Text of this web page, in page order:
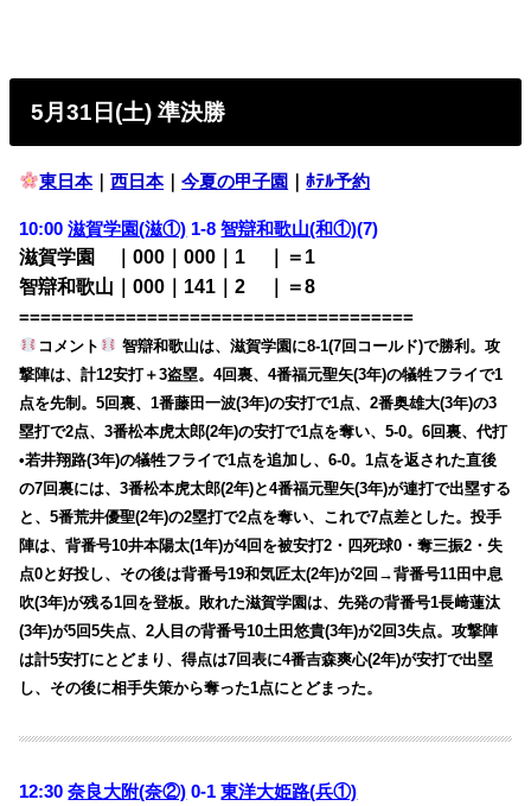
5月31日(土) 準決勝
東日本｜西日本｜今夏の甲子園 ｜ﾎﾃﾙ予約
10:00滋賀学園(滋①) 1-8智辯和歌山(和①)(7)
滋賀学園 ｜000｜000｜1
｜＝1
智辯和歌山｜000｜141｜2
｜＝8
=====================================
コメント
智辯和歌山は、滋賀学園に8-1(7回コールド)で勝利。攻
撃陣は、計12安打＋3盗塁。4回裏、4番福元聖矢(3年)の犠牲フライで1
点を先制。5回裏、1番藤田一波(3年)の安打で1点、2番奥雄大(3年)の3
塁打で2点、3番松本虎太郎(2年)の安打で1点を奪い、5-0。6回裏、代打
•若井翔路(3年)の犠牲フライで1点を追加し、6-0。1点を返された直後
の7回裏には、3番松本虎太郎(2年)と4番福元聖矢(3年)が連打で出塁する
と、5番荒井優聖(2年)の2塁打で2点を奪い、これで7点差とした。投手
陣は、背番号10井本陽太(1年)が4回を被安打2・四死球0・奪三振2・失
点0と好投し、その後は背番号19和気匠太(2年)が2回→背番号11田中息
吹(3年)が残る1回を登板。敗れた滋賀学園は、先発の背番号1長﨑蓮汰
(3年)が5回5失点、2人目の背番号10土田悠貴(3年)が2回3失点。攻撃陣
は計5安打にとどまり、得点は7回表に4番吉森爽心(2年)が安打で出塁
し、その後に相手失策から奪った1点にとどまった。
12:30奈良大附(奈②) 0-1東洋大姫路(兵①)